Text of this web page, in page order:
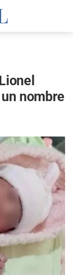
nombre